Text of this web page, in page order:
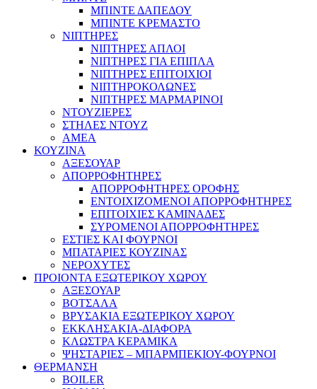
ΜΠΙΝΤΕ ΔΑΠΕΔΟΥ
ΜΠΙΝΤΕ ΚΡΕΜΑΣΤΟ
ΝΙΠΤΗΡΕΣ
ΝΙΠΤΗΡΕΣ ΑΠΛΟΙ
ΝΙΠΤΗΡΕΣ ΓΙΑ ΕΠΙΠΛΑ
ΝΙΠΤΗΡΕΣ ΕΠΙΤΟΙΧΙΟΙ
ΝΙΠΤΗΡΟΚΟΛΩΝΕΣ
ΝΙΠΤΗΡΕΣ ΜΑΡΜΑΡΙΝΟΙ
ΝΤΟΥΖΙΕΡΕΣ
ΣΤΗΛΕΣ ΝΤΟΥΖ
ΑΜΕΑ
ΚΟΥΖΙΝΑ
ΑΞΕΣΟΥΑΡ
ΑΠΟΡΡΟΦΗΤΗΡΕΣ
ΑΠΟΡΡΟΦΗΤΗΡΕΣ ΟΡΟΦΗΣ
ΕΝΤΟΙΧΙΖΟΜΕΝΟΙ ΑΠΟΡΡΟΦΗΤΗΡΕΣ
ΕΠΙΤΟΙΧΙΕΣ ΚΑΜΙΝΑΔΕΣ
ΣΥΡΟΜΕΝΟΙ ΑΠΟΡΡΟΦΗΤΗΡΕΣ
ΕΣΤΙΕΣ ΚΑΙ ΦΟΥΡΝΟΙ
ΜΠΑΤΑΡΙΕΣ ΚΟΥΖΙΝΑΣ
ΝΕΡΟΧΥΤΕΣ
ΠΡΟΙΟΝΤΑ ΕΞΩΤΕΡΙΚΟΥ ΧΩΡΟΥ
ΑΞΕΣΟΥΑΡ
ΒΟΤΣΑΛΑ
ΒΡΥΣΑΚΙΑ ΕΞΩΤΕΡΙΚΟΥ ΧΩΡΟΥ
ΕΚΚΛΗΣΑΚΙΑ-ΔΙΑΦΟΡΑ
ΚΛΩΣΤΡΑ ΚΕΡΑΜΙΚΑ
ΨΗΣΤΑΡΙΕΣ – ΜΠΑΡΜΠΕΚΙΟΥ-ΦΟΥΡΝΟΙ
ΘΕΡΜΑΝΣΗ
BOILER